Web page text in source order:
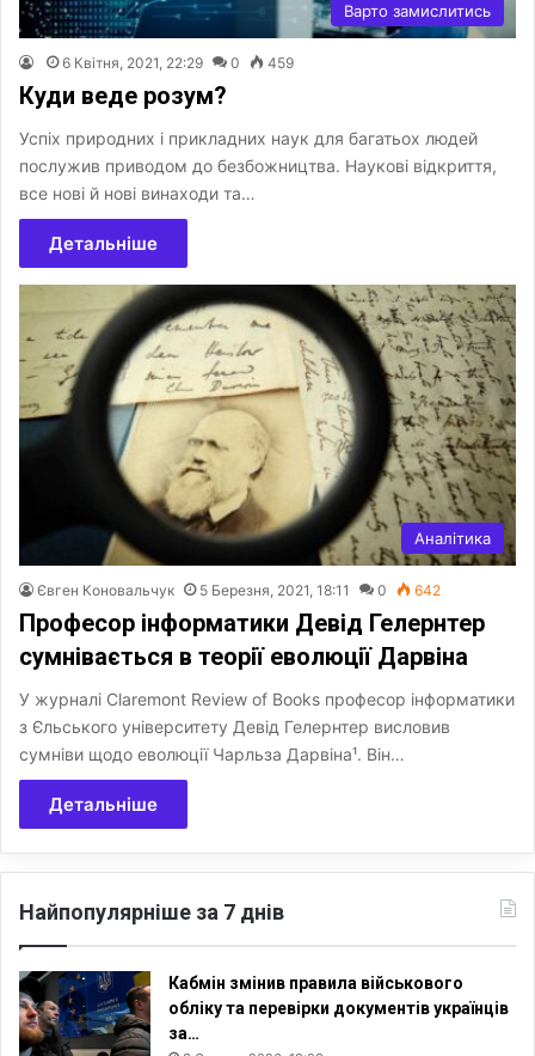
Варто замислитись
6 Квітня, 2021, 22:29 0 459
Куди веде розум?
Успіх природних і прикладних наук для багатьох людей
послужив приводом до безбожництва. Наукові відкриття,
все нові й нові винаходи та…
Детальніше
Аналітика
Євген Коновальчук 5 Березня, 2021, 18:11 0 642
Професор інформатики Девід Гелернтер
сумнівається в теорії еволюції Дарвіна
У журналі Claremont Review of Books професор інформатики
з Єльського університету Девід Гелернтер висловив
сумніви щодо еволюції Чарльза Дарвіна¹. Він…
Детальніше
Найпопулярніше за 7 днів
Кабмін змінив правила військового
обліку та перевірки документів українців
за…